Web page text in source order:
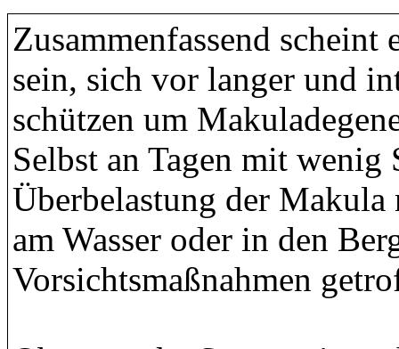
Zusammenfassend
sein, sich vor langer und
schützen um
Selbst an Tagen mit wenig
Überbelastung der
am Wasser oder in den
Vorsichtsmaßnahmen